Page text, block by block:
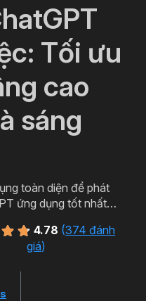
Tối ưu
cao
sáng
toàn diện để phát
ứng dụng tốt nhất
nội dung chất lượng
phân tích dữ liệu với
ứng dụng ChatGPT
4.78 (374 đánh
giá)